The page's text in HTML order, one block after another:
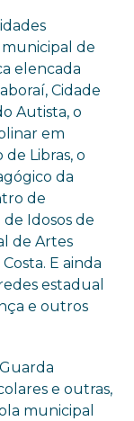
municipal de
elencada
Cidade
Autista, o
em
de Libras, o
da
de
Idosos de
de Artes
E ainda
estadual
e outros
e outras,
municipal